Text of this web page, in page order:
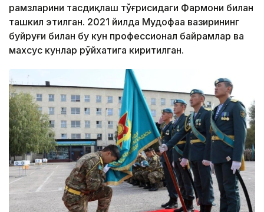
рамзларини тасдиқлаш тўғрисидаги Фармони билан
ташкил этилган. 2021 йилда Мудофаа вазирининг
буйруғи билан бу кун профессионал байрамлар ва
махсус кунлар рўйхатига киритилган.